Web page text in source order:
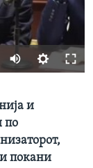
и
по
покани